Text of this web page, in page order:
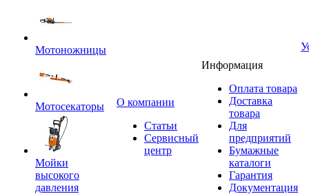
Мотоножницы
Мотосекаторы
Мойки
высокого
давления
O компании
Статьи
Сервисный
центр
Информация
Оплата товара
Доставка
товара
Для
предприятий
Бумажные
каталоги
Гарантия
Документация